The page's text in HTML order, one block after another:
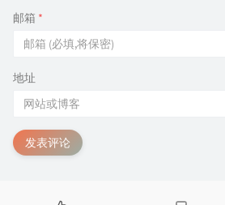
邮箱 *
地址
发表评论